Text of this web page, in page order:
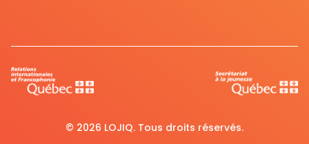
© 2026 LOJIQ. Tous droits réservés.